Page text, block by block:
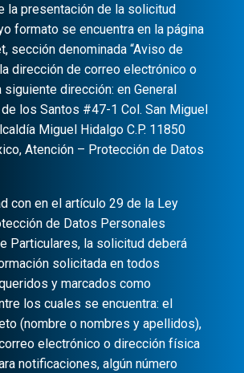
la presentación de la solicitud
formato se encuentra en la página
sección denominada “Aviso de
dirección de correo electrónico o
dirección: en General
los Santos #47-1 Col. San Miguel
Miguel Hidalgo C.P. 11850
Atención – Protección de Datos
con en el artículo 29 de la Ley
de Datos Personales
Particulares, la solicitud deberá
solicitada en todos
y marcados como
los cuales se encuentra: el
(nombre o nombres y apellidos),
electrónico o dirección física
notificaciones, algún número